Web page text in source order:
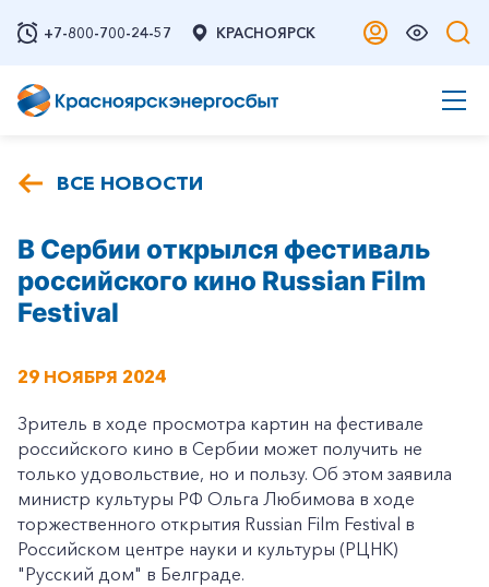
+7-800-700-24-57 КРАСНОЯРСК
ВСЕ НОВОСТИ
В Сербии открылся фестиваль
российского кино Russian Film
Festival
29 НОЯБРЯ 2024
Зритель в ходе просмотра картин на фестивале
российского кино в Сербии может получить не
только удовольствие, но и пользу. Об этом заявила
министр культуры РФ Ольга Любимова в ходе
торжественного открытия Russian Film Festival в
Российском центре науки и культуры (РЦНК)
"Русский дом" в Белграде.